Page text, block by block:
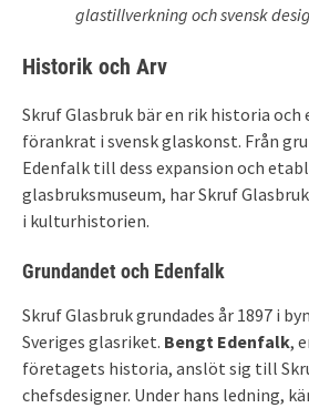
glastillverkning och svensk
Historik och Arv
Skruf Glasbruk bär en rik historia
förankrat i svensk glaskonst. Från
Edenfalk till dess expansion och
glasbruksmuseum, har Skruf
i kulturhistorien.
Grundandet och Edenfalk
Skruf Glasbruk grundades år 1897 i
Sveriges glasriket. Bengt Edenfalk,
företagets historia, anslöt sig till
chefsdesigner. Under hans ledning,